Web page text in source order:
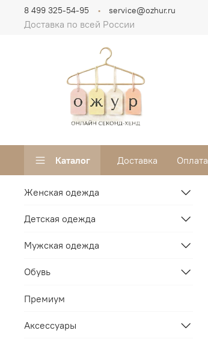
Доставка по всей России
8 499 325-54-95 service@ozhur.ru
Каталог Доставка Оплата
Женская одежда
Детская одежда
Мужская одежда
Обувь
Премиум
Аксессуары